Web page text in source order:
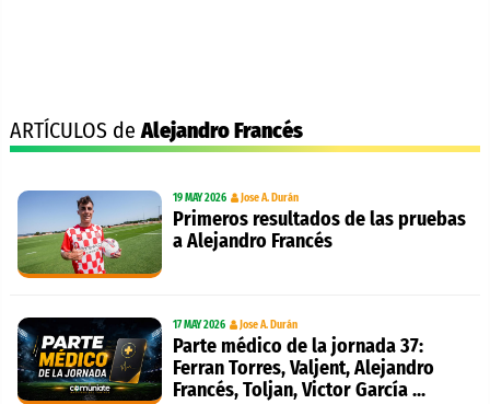
ARTÍCULOS deAlejandro Francés
19 MAY 2026 Jose A. Durán
Primeros resultados de las pruebas
a Alejandro Francés
17 MAY 2026 Jose A. Durán
Parte médico de la jornada 37:
Ferran Torres, Valjent, Alejandro
Francés, Toljan, Victor García ...